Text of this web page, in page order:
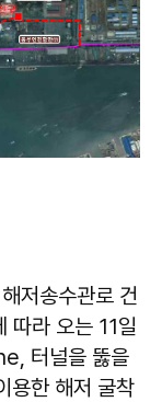
저송수관로 건
따라 오는 11일
터널을 뚫을
용한 해저 굴착